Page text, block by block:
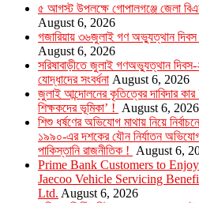
৫ আগস্ট উপলক্ষে গোপালগঞ্জে জেলা
August 6, 2026
গজারিয়ায় ৩৬জুলাই গণ অভ্যুত্থান
August 6, 2026
সরিষাবাড়ীতে জুলাই গণঅভ্যুত্থান
যোদ্ধাদের সংবর্ধনা August 6, 2026
জুলাই আন্দোলনের কৃতিত্বের দাবিদার
শিক্ষকদের ভূমিকা’ ! August 6, 2026
শিশু ধর্ষণের অভিযোগ মাথায় নিয়ে
১৯৯০-এর দশকের যৌন নির্যাতন
পাকিস্তানি রাজনীতিক ! August 6,
Prime Bank Customers to
Jaecoo Vehicle Servicing
Ltd. August 6, 2026